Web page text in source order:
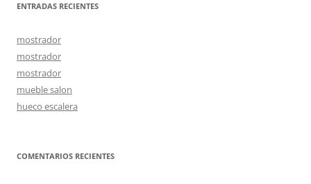
ENTRADAS RECIENTES
mostrador
mostrador
mostrador
mueble salon
hueco escalera
COMENTARIOS RECIENTES